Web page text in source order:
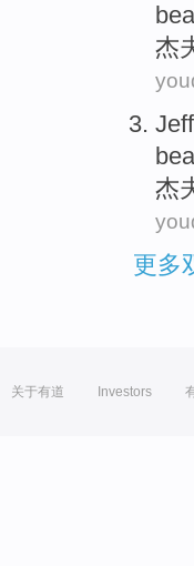
杰
Jeff
杰
更多
关于有道 Investors